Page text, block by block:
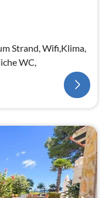
Strand, Wifi,Klima,
WC,